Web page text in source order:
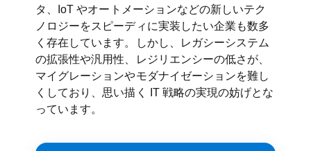
タ、IoT やオートメーションなどの新しいテク
ノロジーをスピーディに実装したい企業も数多
く存在しています。しかし、レガシーシステム
の拡張性や汎用性、レジリエンシーの低さが、
マイグレーションやモダナイゼーションを難し
くしており、思い描く IT 戦略の実現の妨げとな
っています。